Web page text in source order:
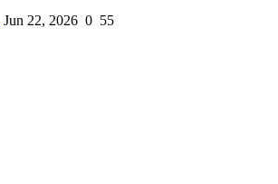
Jun 22, 2026 0 55